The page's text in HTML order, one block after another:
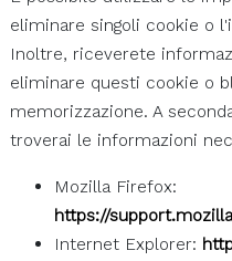
eliminare singoli cookie o
Inoltre, riceverete
eliminare questi cookie o
memorizzazione. A
troverai le informazioni
Mozilla Firefox:
https://
Internet Explorer: